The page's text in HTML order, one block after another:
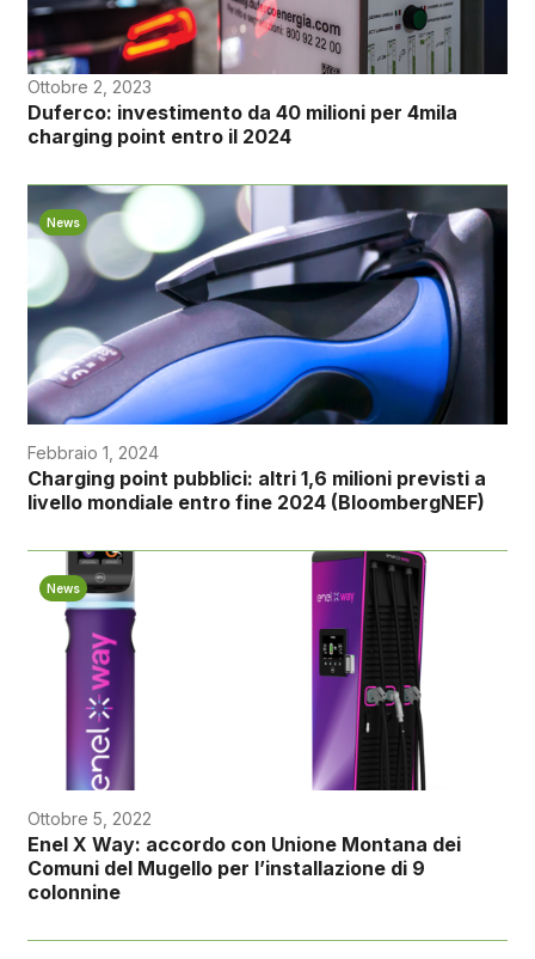
Ottobre 2, 2023
Duferco: investimento da 40 milioni per 4mila
charging point entro il 2024
News
Febbraio 1, 2024
Charging point pubblici: altri 1,6 milioni previsti a
livello mondiale entro fine 2024 (BloombergNEF)
News
Ottobre 5, 2022
Enel X Way: accordo con Unione Montana dei
Comuni del Mugello per l’installazione di 9
colonnine